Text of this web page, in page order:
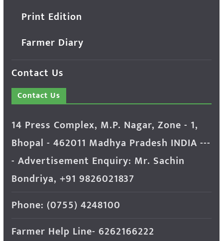
Print Edition
Farmer Diary
Contact Us
Contact Us
14 Press Complex, M.P. Nagar, Zone - 1,
Bhopal - 462011 Madhya Pradesh INDIA ---
- Advertisement Enquiry: Mr. Sachin
Bondriya, +91 9826021837
Phone: (0755) 4248100
Farmer Help Line- 6262166222